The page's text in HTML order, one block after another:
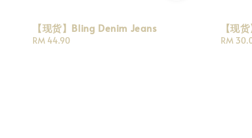
【现货】Bling Denim Jeans
Regular
RM 44.90
【现
Regular
RM